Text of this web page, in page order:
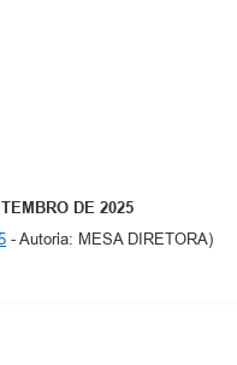
DE 2025
- Autoria: MESA DIRETORA)